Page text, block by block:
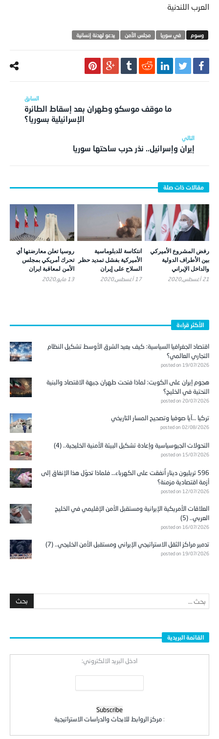
العرب اللندنية
في سوريا مجلس الأمن يدعو لهدنة إنسانية
ما موقف موسكو وطهران بعد إسقاط الطائرة
الإسرائيلية بسوريا؟
إيران وإسرائيل.. نذر حرب ساحتها سوريا
رفض المشروع الأميركي
بين الأطراف الدولية
والداخل الإيراني
21 أغسطس,2020
انتكاسة للدبلوماسية
الأميركية بفشل تمديد حظر
السلاح على إيران
17 أغسطس,2020
روسيا تعلن معارضتها أي
تحرك أمريكي بمجلس
الأمن لمعاقبة ايران
13 مايو,2020
الأكثر قراءة
اقتصاد الجغرافيا السياسية: كيف يعيد الشرق الأوسط تشكيل النظام
التجاري العالمي؟
posted on 19/07/2026
هجوم إيران على الكويت: لماذا فتحت طهران جبهة الاقتصاد والبنية
التحتية في الخليج؟
posted on 20/07/2026
تركيا …آيا صوفيا وتصحيح المسار التاريخي
posted on 02/08/2026
التحولات الجيوسياسية وإعادة تشكيل البيئة الأمنية الخليجية.. (4)
posted on 15/07/2026
596 تريليون دينار أُنفقت على الكهرباء… فلماذا تحوّل هذا الإنفاق إلى
أزمة اقتصادية مزمنة؟
posted on 12/07/2026
العلاقات الأمريكية الإيرانية ومستقبل الأمن الإقليمي في الخليج
العربي.. (5)
posted on 16/07/2026
تدمير مراكز الثقل الاستراتيجي الإيراني ومستقبل الأمن الخليجي.. (7)
posted on 19/07/2026
القائمة البريدية
ادخل البريد الالكتروني:
: مركز الروابط للابحاث والدراسات الاستراتيجية